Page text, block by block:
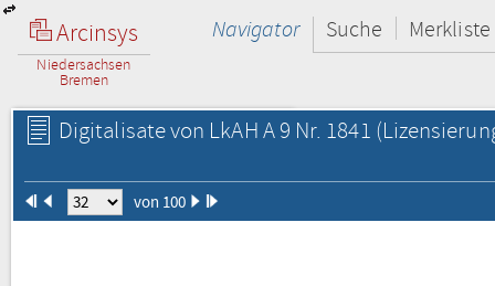
Arcinsys
Niedersachsen
Bremen
Navigator Suche Merkliste
Digitalisate von LkAH A 9 Nr. 1841
von 100